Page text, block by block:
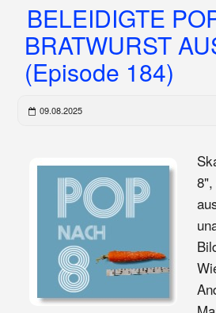
BELEIDIGTE
BRATWURST
(Episode 184)
09.08.2025